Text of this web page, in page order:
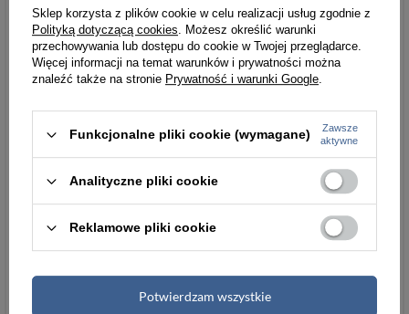
Sklep korzysta z plików cookie w celu realizacji usług zgodnie z
Polityką dotyczącą cookies. Możesz określić warunki
przechowywania lub dostępu do cookie w Twojej przeglądarce.
Więcej informacji na temat warunków i prywatności można
znaleźć także na stronie Prywatność i warunki Google.
Funkcjonalne pliki cookie (wymagane)
Zawsze
aktywne
Analityczne pliki cookie
Reklamowe pliki cookie
Potwierdzam wszystkie